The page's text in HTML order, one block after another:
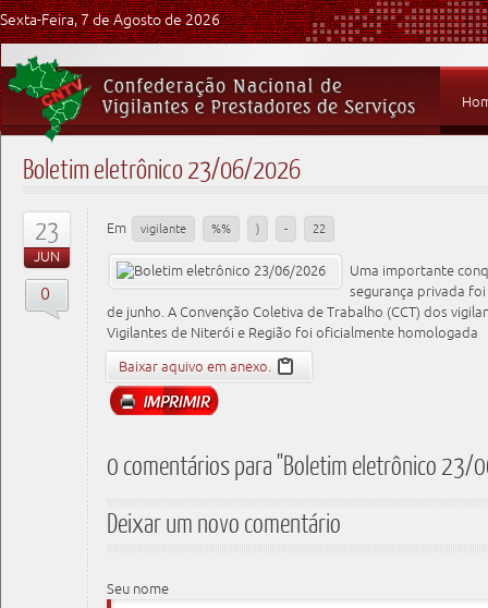
Sexta-Feira, 7 de Agosto de 2026
Boletim eletrônico 23/06/2026
23
JUN
0
Em vigilante %% ) - 22
Uma importante
segurança privada
de junho. A Convenção Coletiva de Trabalho (CCT) dos
Vigilantes de Niterói e Região foi oficialmente homologada
Baixar aquivo em anexo.
0 comentários para "Boletim eletrônico
Deixar um novo comentário
Seu nome